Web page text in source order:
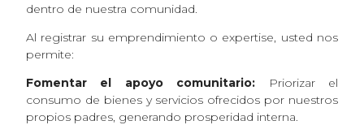
dentro de nuestra comunidad.
Al registrar su emprendimiento o expertise, usted nos
permite:
Fomentar el apoyo comunitario:
Priorizar el
consumo de bienes y servicios ofrecidos por nuestros
propios padres, generando prosperidad interna.